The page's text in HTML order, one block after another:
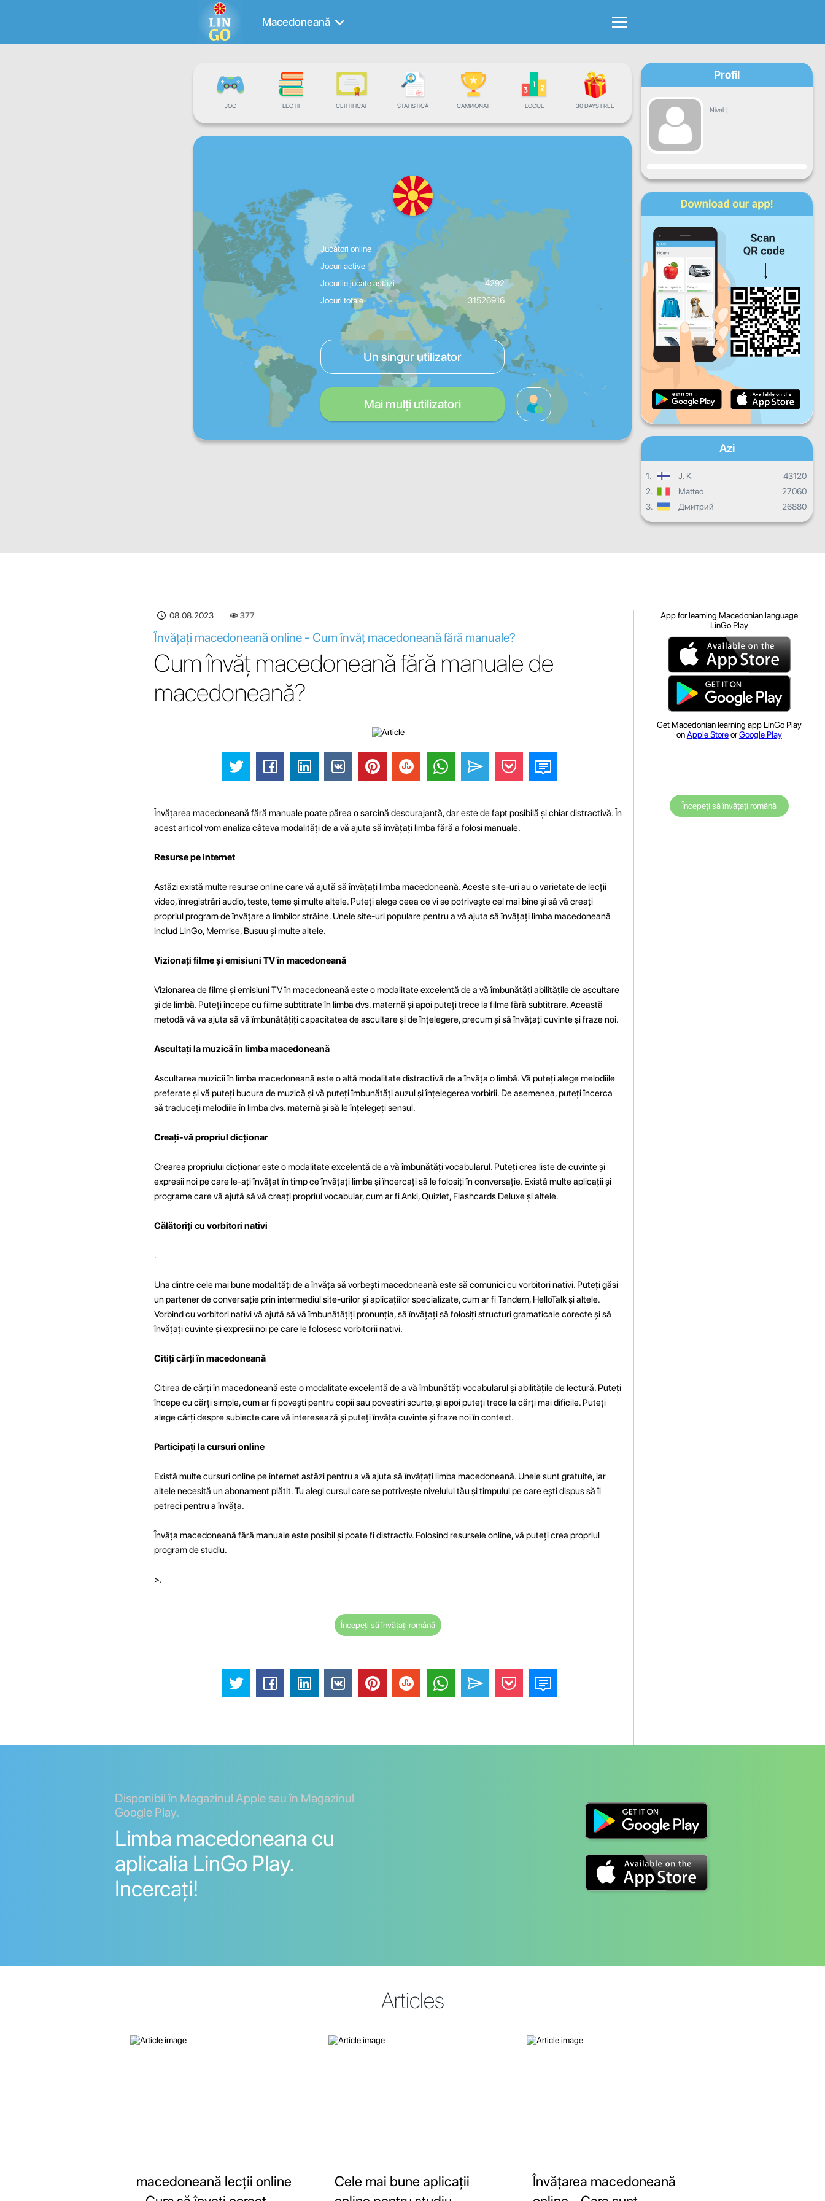
Macedoneană
JOC LECȚII CERTIFICAT STATISTICĂ CAMPIONAT LOCUL 30 DAYS FREE
Jucători online
Jocuri active
Jocurile jucate astăzi
4292
Jocuri totale
31526916
Un singur utilizator
Mai mulți utilizatori
Profil
Nivel |
Progres
Mi
S D
Progresul zilnic
Progresul lunar
Progres total
Azi
1. J. K
43120
2.
Matteo
27060
3.
Дмитрий 26880
08.08.2023 377
Învățați macedoneană online - Cum învăț macedoneană fără manuale?
Cum învăț macedoneană fără manuale de
macedoneană?
Învățarea macedoneană fără manuale poate părea o sarcină descurajantă, dar este de fapt posibilă și chiar distractivă. În
acest articol vom analiza câteva modalități de a vă ajuta să învățați limba fără a folosi manuale.
Resurse pe internet
Astăzi există multe resurse online care vă ajută să învățați limba macedoneană. Aceste site-uri au o varietate de lecții
video, înregistrări audio, teste, teme și multe altele. Puteți alege ceea ce vi se potrivește cel mai bine și să vă creați
propriul program de învățare a limbilor străine. Unele site-uri populare pentru a vă ajuta să învățați limba macedoneană
includ LinGo, Memrise, Busuu și multe altele.
Vizionați filme și emisiuni TV în macedoneană
Vizionarea de filme și emisiuni TV în macedoneană este o modalitate excelentă de a vă îmbunătăți abilitățile de ascultare
și de limbă. Puteți începe cu filme subtitrate în limba dvs. maternă și apoi puteți trece la filme fără subtitrare. Această
metodă vă va ajuta să vă îmbunătățiți capacitatea de ascultare și de înțelegere, precum și să învățați cuvinte și fraze noi.
Ascultați la muzică în limba macedoneană
Ascultarea muzicii în limba macedoneană este o altă modalitate distractivă de a învăța o limbă. Vă puteți alege melodiile
preferate și vă puteți bucura de muzică și vă puteți îmbunătăți auzul și înțelegerea vorbirii. De asemenea, puteți încerca
să traduceți melodiile în limba dvs. maternă și să le înțelegeți sensul.
Creați-vă propriul dicționar
Crearea propriului dicționar este o modalitate excelentă de a vă îmbunătăți vocabularul. Puteți crea liste de cuvinte și
expresii noi pe care le-ați învățat în timp ce învățați limba și încercați să le folosiți în conversație. Există multe aplicații și
programe care vă ajută să vă creați propriul vocabular, cum ar fi Anki, Quizlet, Flashcards Deluxe și altele.
Călătoriți cu vorbitori nativi
.
Una dintre cele mai bune modalități de a învăța să vorbești macedoneană este să comunici cu vorbitori nativi. Puteți găsi
un partener de conversație prin intermediul site-urilor și aplicațiilor specializate, cum ar fi Tandem, HelloTalk și altele.
Vorbind cu vorbitori nativi vă ajută să vă îmbunătățiți pronunția, să învățați să folosiți structuri gramaticale corecte și să
învățați cuvinte și expresii noi pe care le folosesc vorbitorii nativi.
Citiți cărți în macedoneană
Citirea de cărți în macedoneană este o modalitate excelentă de a vă îmbunătăți vocabularul și abilitățile de lectură. Puteți
începe cu cărți simple, cum ar fi povești pentru copii sau povestiri scurte, și apoi puteți trece la cărți mai dificile. Puteți
alege cărți despre subiecte care vă interesează și puteți învăța cuvinte și fraze noi în context.
Participați la cursuri online
Există multe cursuri online pe internet astăzi pentru a vă ajuta să învățați limba macedoneană. Unele sunt gratuite, iar
altele necesită un abonament plătit. Tu alegi cursul care se potrivește nivelului tău și timpului pe care ești dispus să îl
petreci pentru a învăța.
Învăța macedoneană fără manuale este posibil și poate fi distractiv. Folosind resursele online, vă puteți crea propriul
program de studiu.
>.
Începeți să învățați română
App for learning Macedonian language
LinGo Play
Get Macedonian learning app LinGo Play
onApple StoreorGoogle Play
Începeți să învățați română
Disponibil în Magazinul Apple sau în Magazinul
Google Play.
Limba macedoneana cu
aplicalia LinGo Play.
Incercați!
Articles
macedoneană lecții online
Cele mai bune aplicații
Învățarea macedoneană